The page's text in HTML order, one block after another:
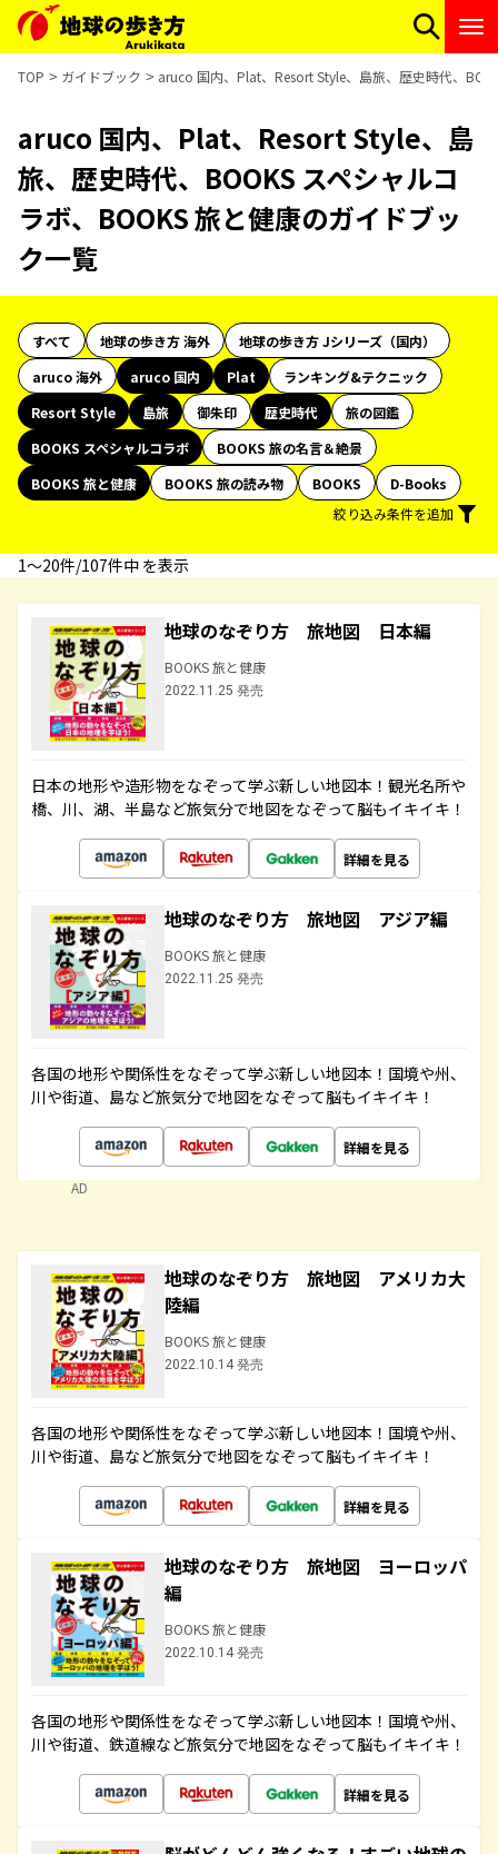
TOP ガイドブック aruco 国内、Plat、Resort Style、島旅、歴史時代、
aruco 国内、Plat、Resort Style、島
旅、歴史時代、BOOKS スペシャルコ
ラボ、BOOKS 旅と健康のガイドブッ
ク一覧
すべて 地球の歩き方 海外
地球の歩き方 Jシリーズ（国内）
aruco 海外
aruco 国内 Plat
ランキング&テクニック
Resort Style
島旅 御朱印 歴史時代
旅の図鑑
BOOKS スペシャルコラボ
BOOKS 旅の名言＆絶景
BOOKS 旅と健康
BOOKS 旅の読み物 BOOKS
D-Books
絞り込み条件を追加
1〜20件/107件中 を表示
地球のなぞり方 旅地図 日本編
BOOKS 旅と健康
2022.11.25 発売
日本の地形や造形物をなぞって学ぶ新しい地図本！観光名所や
橋、川、湖、半島など旅気分で地図をなぞって脳もイキイキ！
詳細を見る
地球のなぞり方 旅地図 アジア編
BOOKS 旅と健康
2022.11.25 発売
各国の地形や関係性をなぞって学ぶ新しい地図本！国境や州、
川や街道、島など旅気分で地図をなぞって脳もイキイキ！
詳細を見る
AD
地球のなぞり方 旅地図 アメリカ大
陸編
BOOKS 旅と健康
2022.10.14 発売
各国の地形や関係性をなぞって学ぶ新しい地図本！国境や州、
川や街道、島など旅気分で地図をなぞって脳もイキイキ！
詳細を見る
地球のなぞり方 旅地図 ヨーロッパ
編
BOOKS 旅と健康
2022.10.14 発売
各国の地形や関係性をなぞって学ぶ新しい地図本！国境や州、
川や街道、鉄道線など旅気分で地図をなぞって脳もイキイキ！
詳細を見る